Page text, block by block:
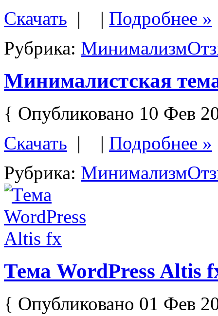
Скачать | | Подробнее »
Рубрика: Минимализм
Минималистская
{ Опубликовано 10 Фев
Скачать | | Подробнее »
Рубрика: Минимализм
Тема WordPress Altis
{ Опубликовано 01 Фев